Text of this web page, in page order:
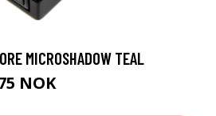
MICROSHADOW TEAL
NOK